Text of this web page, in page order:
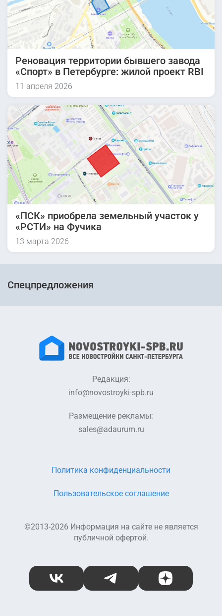
Реновация территории бывшего завода
«Спорт» в Петербурге: жилой проект RBI
11 апреля 2026
«ПСК» приобрела земельный участок у
«РСТИ» на Фучика
13 марта 2026
Спецпредложения
Редакция:
info@novostroyki-spb.ru
Размещение рекламы:
sales@adaurum.ru
©2013-2026 Информация на сайте не является
публичной офертой.
Пользовательское соглашение
Политика конфиденциальности
ВКонтакте Telegram Дзен